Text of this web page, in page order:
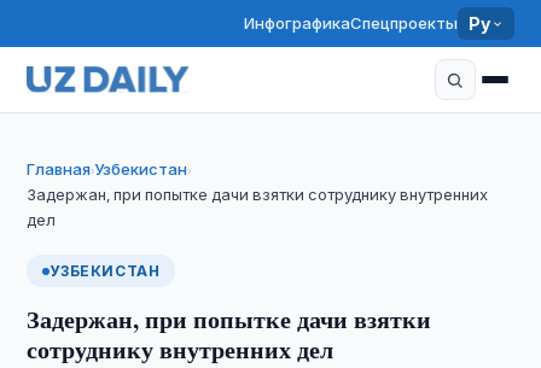
ИнфографикаСпецпроекты Ру
Главная›Узбекистан›
Задержан, при попытке дачи взятки сотруднику внутренних
дел
УЗБЕКИСТАН
Задержан, при попытке дачи взятки
сотруднику внутренних дел